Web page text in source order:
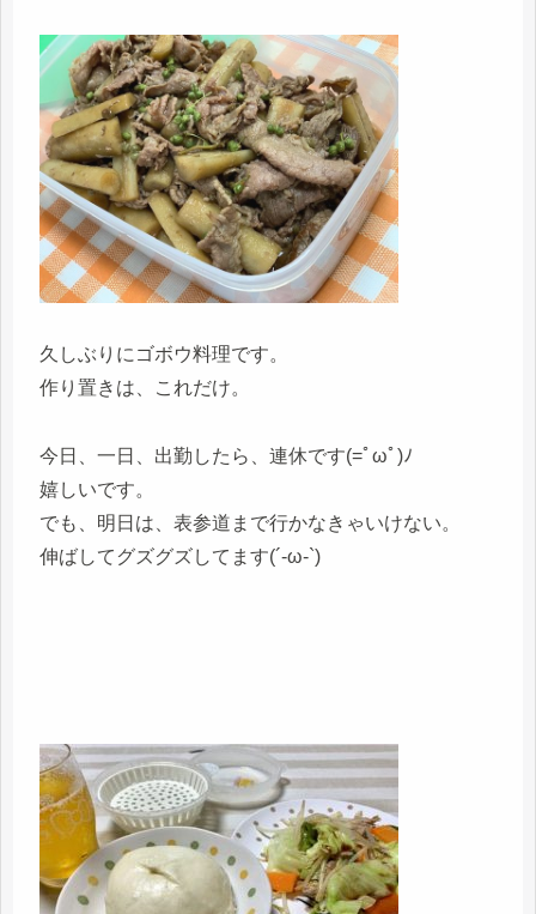
久しぶりにゴボウ料理です。
作り置きは、これだけ。
今日、一日、出勤したら、連休です(=ﾟωﾟ)ﾉ
嬉しいです。
でも、明日は、表参道まで行かなきゃいけない。
伸ばしてグズグズしてます(´-ω-`)